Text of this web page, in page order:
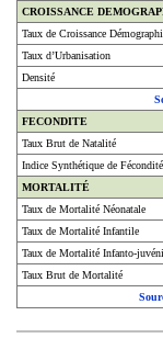
Taux de Croissance
Taux d’Urbanisation
Densité
FECONDITE
Taux Brut de Natalité
Indice Synthétique de Fécondité
MORTALITÉ
Taux de Mortalité Néonatale
Taux de Mortalité Infantile
Taux de Mortalité Infanto-
Taux Brut de Mortalité